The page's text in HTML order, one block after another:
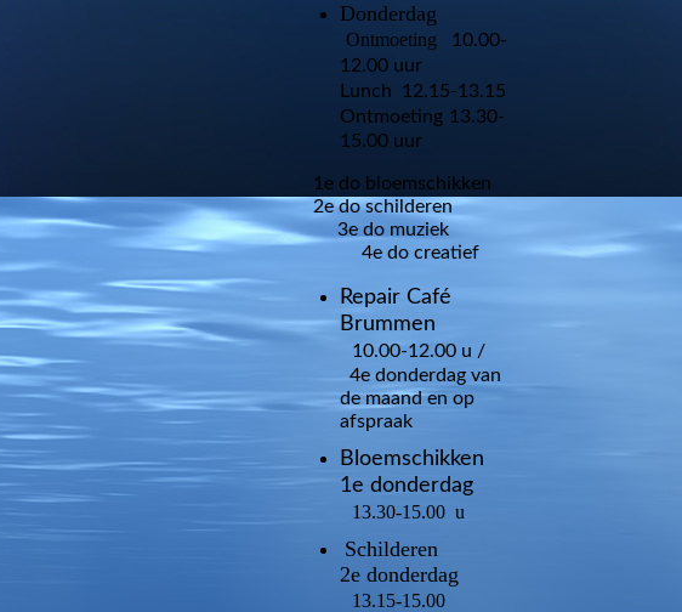
Donderdag
Ontmoeting
10.00-
12.00 uur
Lunch 12.15-13.15
Ontmoeting 13.30-
15.00 uur
1e do bloemschikken
2e do schilderen
3e do muziek
4e do creatief
Repair Café
Brummen
10.00-12.00 u /
4e donderdag van
de maand en op
afspraak
Bloemschikken
1e donderdag
13.30-15.00 u
Schilderen
2e donderdag
13.15-15.00